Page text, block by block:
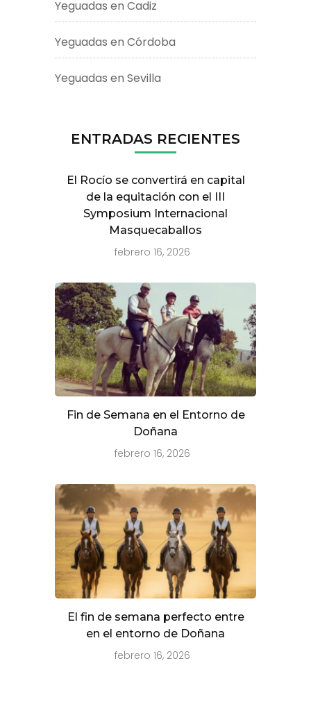
Yeguadas en Cadiz
Yeguadas en Córdoba
Yeguadas en Sevilla
ENTRADAS RECIENTES
El Rocío se convertirá en capital
de la equitación con el III
Symposium Internacional
Masquecaballos
febrero 16, 2026
Fin de Semana en el Entorno de
Doñana
febrero 16, 2026
El fin de semana perfecto entre
en el entorno de Doñana
febrero 16, 2026